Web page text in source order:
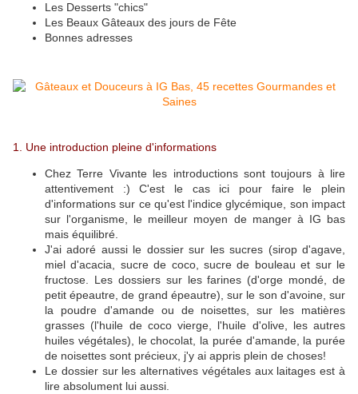
Les Desserts "chics"
Les Beaux Gâteaux des jours de Fête
Bonnes adresses
1. Une introduction pleine d'informations
Chez Terre Vivante les introductions sont toujours à lire
attentivement :) C'est le cas ici pour faire le plein
d'informations sur ce qu'est l'indice glycémique, son impact
sur l'organisme, le meilleur moyen de manger à IG bas
mais équilibré.
J'ai adoré aussi le dossier sur les sucres (sirop d'agave,
miel d'acacia, sucre de coco, sucre de bouleau et sur le
fructose. Les dossiers sur les farines (d'orge mondé, de
petit épeautre, de grand épeautre), sur le son d'avoine, sur
la poudre d'amande ou de noisettes, sur les matières
grasses (l'huile de coco vierge, l'huile d'olive, les autres
huiles végétales), le chocolat, la purée d'amande, la purée
de noisettes sont précieux, j'y ai appris plein de choses!
Le dossier sur les alternatives végétales aux laitages est à
lire absolument lui aussi.